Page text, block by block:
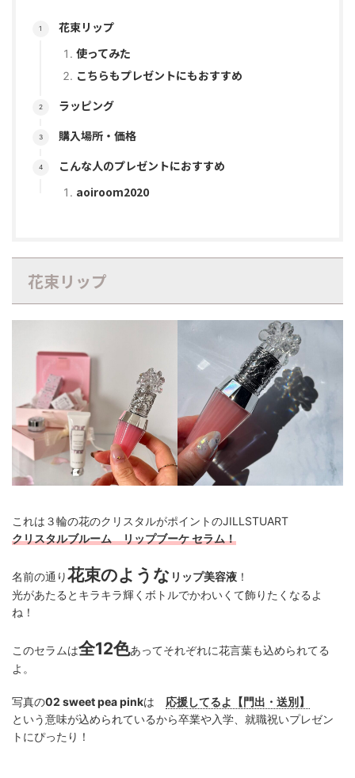
花束リップ
使ってみた
こちらもプレゼントにもおすすめ
ラッピング
購入場所・価格
こんな人のプレゼントにおすすめ
aoiroom2020
花束リップ
これは３輪の花のクリスタルがポイントのJILLSTUART
クリスタルブルーム リップブーケ セラム！
名前の通り花束のような リップ美容液 ！
光があたるとキラキラ輝くボトルでかわいくて飾りたくなるよ
ね！
このセラムは全12色あってそれぞれに花言葉も込められてる
よ。
写真の02 sweet pea pinkは 応援してるよ【門出・送別】
という意味が込められているから卒業や入学、就職祝いプレゼン
トにぴったり！